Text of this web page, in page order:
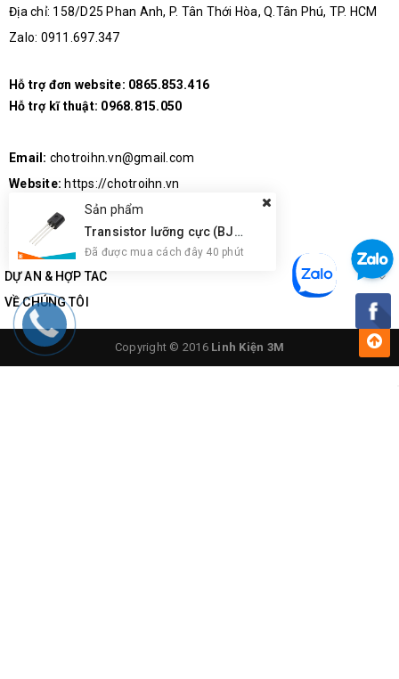
bảo hành củaLinh Kiện Điện Tử 3Mđể
được hỗ trợ và tư vấn .
Linh kiện điện tử 3M
Địa chỉ: Số 9 Ngõ 40/2 Tạ Quang Bửu, Bách Khoa, Hai Bà Trưng, Tp
Hà Nội.
✔ Hỗ trợ đơn website: 0865.853.416
Email: chotroihn.vn@gmail.com
#thietbidientu #linhkiendientu #linhkien3M #linhkiendientu3M
#thiebidientu #linhkien
Địa chỉ: 158/D25 Phan Anh, P. Tân Thới Hòa, Q.Tân Phú, TP. HCM
Zalo: 0911.697.347
Hỗ trợ đơn website: 0865.853.416
Hỗ trợ kĩ thuật: 0968.815.050
Email: chotroihn.vn@gmail.com
Website: https://chotroihn.vn
DỰ ÁN & HỢP TÁC
VỀ CHÚNG TÔI
Copyright © 2016 Linh Kiện 3M
Sản phẩm
Transistor lưỡng cực (BJT) Onsemi BC547CBU NPN
Đã được mua cách đây 40 phút